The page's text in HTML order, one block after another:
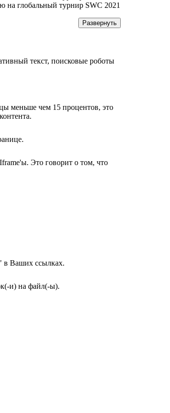
на глобальный турнир SWC 2021
Развернуть
текст, поисковые роботы
меньше чем 15 процентов, это
Это говорит о том, что
в Ваших ссылках.
и) на файл(-ы).